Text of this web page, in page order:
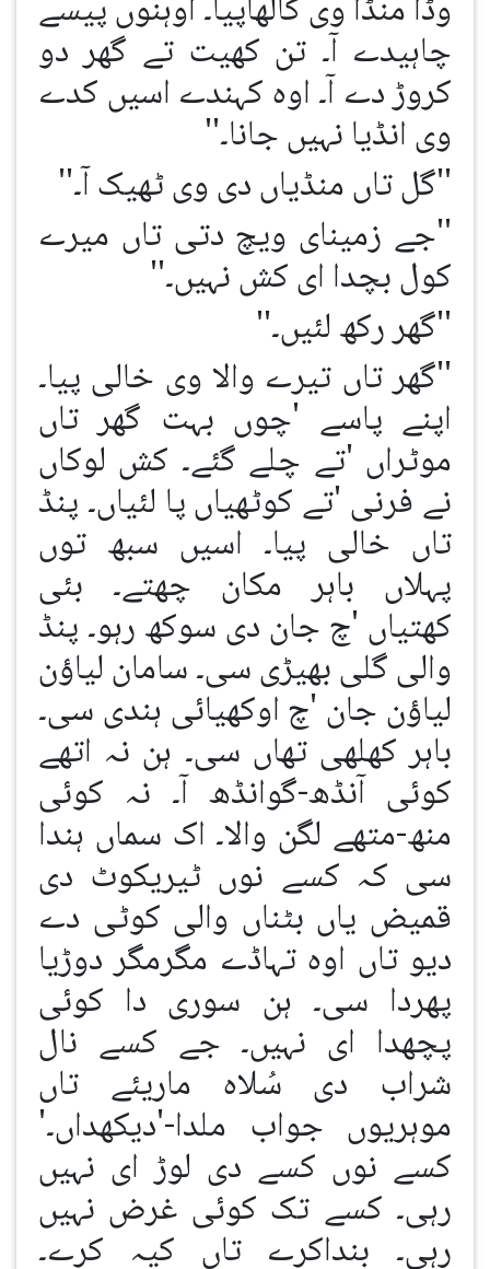
چاہیدے آ۔ تن کھیت تے گھر دو
کروڑ دے آ۔ اوہ کہندے اسیں کدے
وی انڈیا نہیں جانا۔''
''گل تاں منڈیاں دی وی ٹھیک آ۔''
''جے زمینای ویچ دتی تاں میرے
کول بچدا ای کش نہیں۔''
''گھر رکھ لئیں۔''
''گھر تاں تیرے والا وی خالی پیا۔
اپنے پاسے 'چوں بہت گھر تاں
موٹراں 'تے چلے گئے۔ کش لوکاں
نے فرنی 'تے کوٹھیاں پا لئیاں۔ پنڈ
تاں خالی پیا۔ اسیں سبھ توں
پہلاں باہر مکان چھتے۔ بئی
کھتیاں 'چ جان دی سوکھ رہو۔ پنڈ
والی گلی بھیڑی سی۔ سامان لیاؤن
لیاؤن جان 'چ اوکھیائی ہندی سی۔
باہر کھلھی تھاں سی۔ ہن نہ اتھے
کوئی آنڈھ-گوانڈھ آ۔ نہ کوئی
منھ-متھے لگن والا۔ اک سماں ہندا
سی کہ کسے نوں ٹیریکوٹ دی
قمیض یاں بٹناں والی کوٹی دے
دیو تاں اوہ تہاڈے مگرمگر دوڑیا
پھردا سی۔ ہن سوری دا کوئی
پچھدا ای نہیں۔ جے کسے نال
شراب دی سُلاہ ماریئے تاں
موہریوں جواب ملدا-'دیکھداں۔'
کسے نوں کسے دی لوڑ ای نہیں
رہی۔ کسے تک کوئی غرض نہیں
رہی۔ بنداکرے تاں کیہ کرے۔